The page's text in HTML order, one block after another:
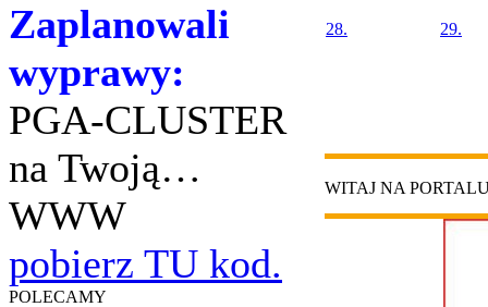
Zaplanowali
wyprawy:
PGA-CLUSTER
na Twoją…
WWW
pobierz TU kod.
POLECAMY
28. 29.
WITAJ NA